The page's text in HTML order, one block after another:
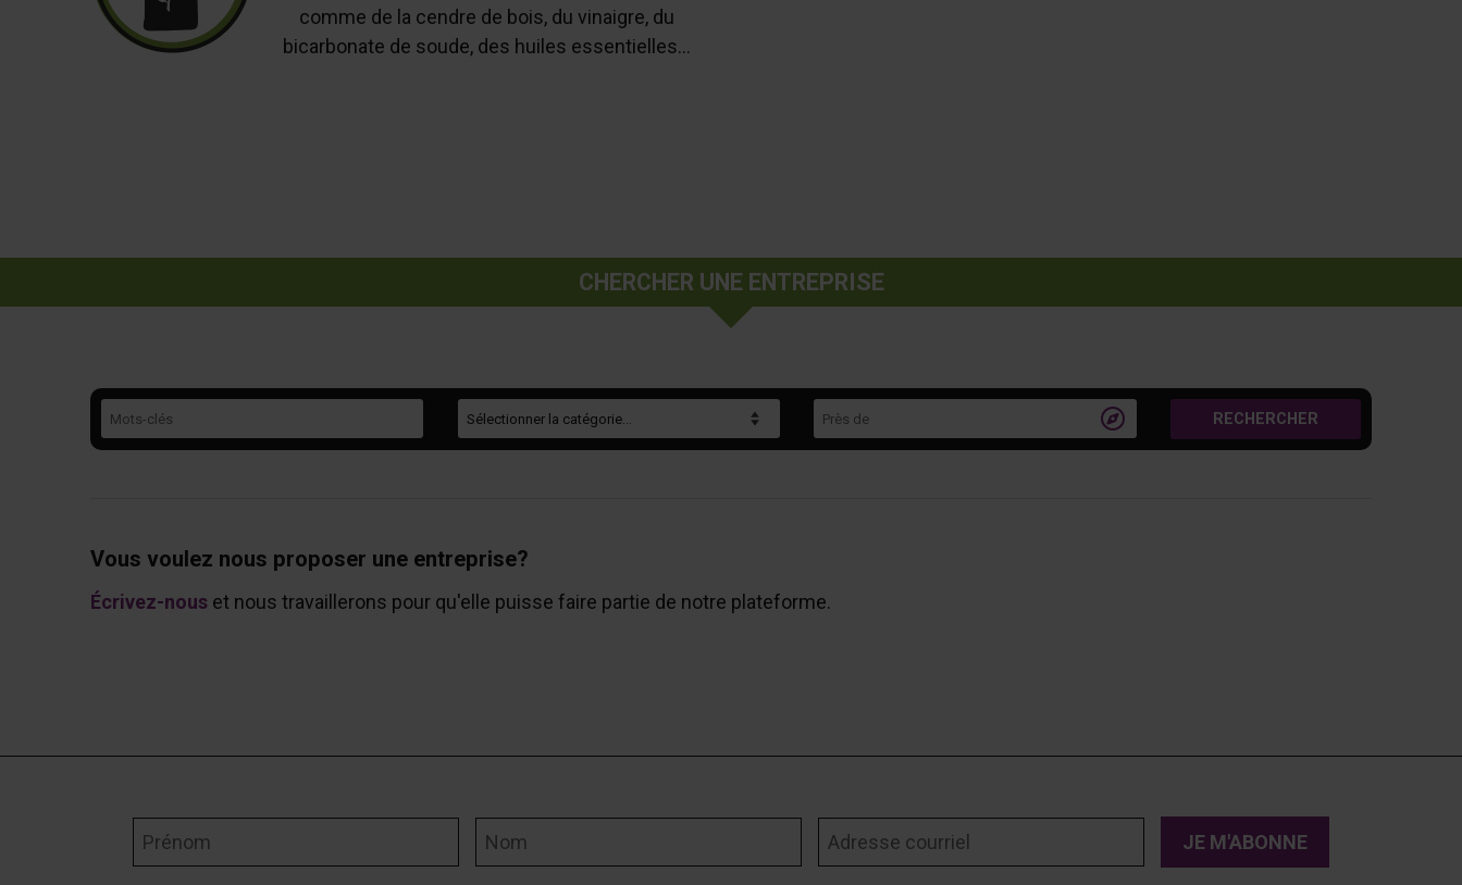
comme de la cendre de bois, du vinaigre, du
bicarbonate de soude, des huiles essentielles...
CHERCHER UNE ENTREPRISE
 RECHERCHER
Vous voulez nous proposer une entreprise?
Écrivez-nouset nous travaillerons pour qu'elle puisse faire partie de notre plateforme.